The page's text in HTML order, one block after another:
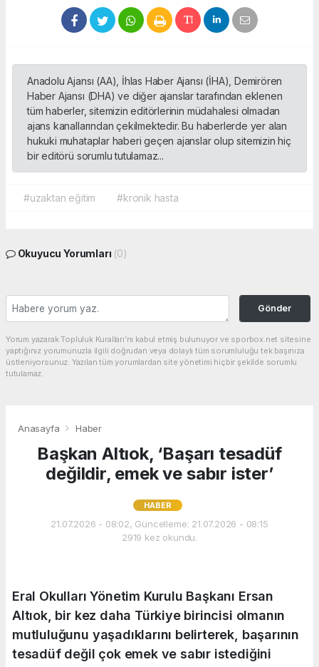
Anadolu Ajansı (AA), İhlas Haber Ajansı (İHA), Demirören
Haber Ajansı (DHA) ve diğer ajanslar tarafından eklenen
tüm haberler, sitemizin editörlerinin müdahalesi olmadan
ajans kanallarından çekilmektedir. Bu haberlerde yer alan
hukuki muhataplar haberi geçen ajanslar olup sitemizin hiç
bir editörü sorumlu tutulamaz...
#uzaktan eğitim #kronik hasta
Okuyucu Yorumları (0)
Gönder
Yorum yazarak Topluluk Kuralları’nı kabul etmiş bulunuyor ve sporbox.net sitesine
yaptığınız yorumunuzla ilgili doğrudan veya dolaylı tüm sorumluluğu tek başınıza
üstleniyorsunuz. Yazılan tüm yorumlardan site yönetimi hiçbir şekilde sorumlu
tutulamaz.
Anasayfa Haber
Başkan Altıok, ‘Başarı tesadüf
değildir, emek ve sabır ister’
HABER
21.07.2026 - 08:02, Güncelleme: 21.07.2026 - 08:15
2919 kez okundu.
Eral Okulları Yönetim Kurulu Başkanı Ersan
Altıok, bir kez daha Türkiye birincisi olmanın
mutluluğunu yaşadıklarını belirterek, başarının
tesadüf değil çok emek ve sabır istediğini